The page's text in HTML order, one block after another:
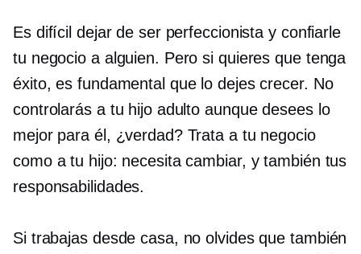
Es difícil dejar de ser perfeccionista y confiarle
tu negocio a alguien. Pero si quieres que tenga
éxito, es fundamental que lo dejes crecer. No
controlarás a tu hijo adulto aunque desees lo
mejor para él, ¿verdad? Trata a tu negocio
como a tu hijo: necesita cambiar, y también tus
responsabilidades.
Si trabajas desde casa, no olvides que también